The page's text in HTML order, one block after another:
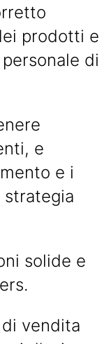
prodotti e
di
e
e i
strategia
solide e
vendita